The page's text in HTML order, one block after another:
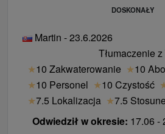
DOSKONAŁY
Martin - 23.6.2026
Tłumaczenie
★10 Zakwaterowanie ★10
★10 Personel ★10 Czystość
★7.5 Lokalizacja ★7.5
Odwiedził w okresie: 17.06 -